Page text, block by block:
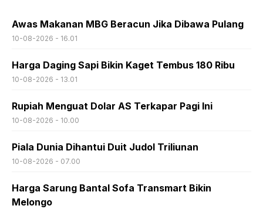
Awas Makanan MBG Beracun Jika Dibawa Pulang
10-08-2026 - 16.01
Harga Daging Sapi Bikin Kaget Tembus 180 Ribu
10-08-2026 - 13.01
Rupiah Menguat Dolar AS Terkapar Pagi Ini
10-08-2026 - 10.00
Piala Dunia Dihantui Duit Judol Triliunan
10-08-2026 - 07.00
Harga Sarung Bantal Sofa Transmart Bikin
Melongo